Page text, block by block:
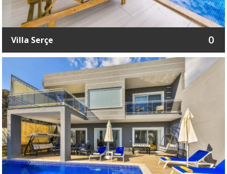
Villa Serçe 0